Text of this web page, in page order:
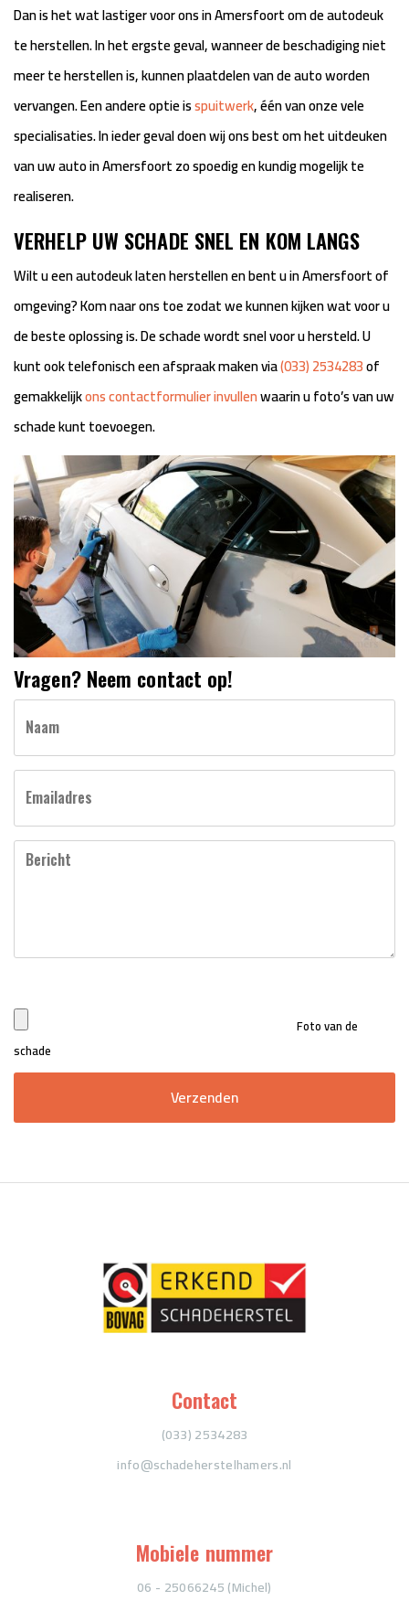
Dan is het wat lastiger voor ons in Amersfoort om de autodeuk
te herstellen. In het ergste geval, wanneer de beschadiging niet
meer te herstellen is, kunnen plaatdelen van de auto worden
vervangen. Een andere optie isspuitwerk, één van onze vele
specialisaties. In ieder geval doen wij ons best om het uitdeuken
van uw auto in Amersfoort zo spoedig en kundig mogelijk te
realiseren.
VERHELP UW SCHADE SNEL EN KOM LANGS
Wilt u een autodeuk laten herstellen en bent u in Amersfoort of
omgeving? Kom naar ons toe zodat we kunnen kijken wat voor u
de beste oplossing is. De schade wordt snel voor u hersteld. U
kunt ook telefonisch een afspraak maken via(033) 2534283of
gemakkelijkons contactformulier invullenwaarin u foto’s van uw
schade kunt toevoegen.
Vragen? Neem contact op!
Call
me
back
by
fax
Naam
Emailadres
Bericht
Foto van de
schade
Contact
(033) 2534283
info@schadeherstelhamers.nl
Mobiele nummer
06 - 25066245 (Michel)